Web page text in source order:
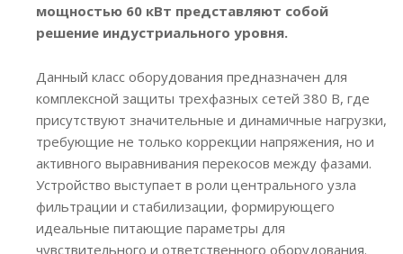
мощностью 60 кВт представляют собой
решение индустриального уровня.
Данный класс оборудования предназначен для
комплексной защиты трехфазных сетей 380 В, где
присутствуют значительные и динамичные нагрузки,
требующие не только коррекции напряжения, но и
активного выравнивания перекосов между фазами.
Устройство выступает в роли центрального узла
фильтрации и стабилизации, формирующего
идеальные питающие параметры для
чувствительного и ответственного оборудования.